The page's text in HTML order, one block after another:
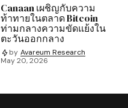
Canaan เผชิญกับความ
ท้าทายในตลาด Bitcoin
ท่ามกลางความขัดแย้งใน
ตะวันออกกลาง
by Avareum Research
May 20, 2026